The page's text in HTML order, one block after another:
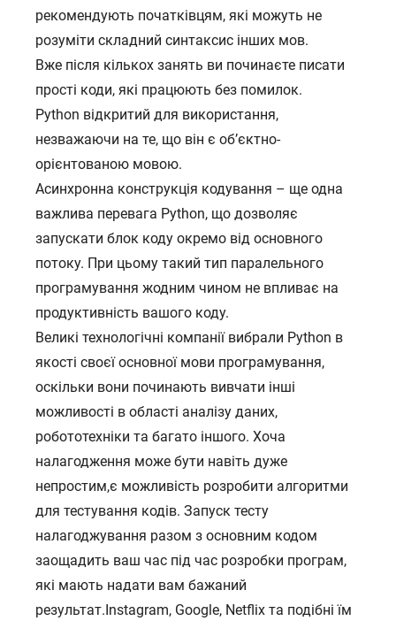
рекомендують початківцям, які можуть не
розуміти складний синтаксис інших мов.
Вже після кількох занять ви починаєте писати
прості коди, які працюють без помилок.
Python відкритий для використання,
незважаючи на те, що він є об’єктно-
орієнтованою мовою.
Асинхронна конструкція кодування – ще одна
важлива перевага Python, що дозволяє
запускати блок коду окремо від основного
потоку. При цьому такий тип паралельного
програмування жодним чином не впливає на
продуктивність вашого коду.
Великі технологічні компанії вибрали Python в
якості своєї основної мови програмування,
оскільки вони починають вивчати інші
можливості в області аналізу даних,
робототехніки та багато іншого. Хоча
налагодження може бути навіть дуже
непростим,є можливість розробити алгоритми
для тестування кодів. Запуск тесту
налагоджування разом з основним кодом
заощадить ваш час під час розробки програм,
які мають надати вам бажаний
результат.Instagram, Google, Netflix та подібні їм